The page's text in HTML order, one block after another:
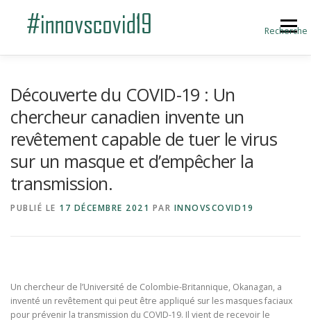
Recherche
Menu
SOUMETTRE UNE INNOVATION
Découverte du COVID-19 : Un
chercheur canadien invente un
revêtement capable de tuer le virus
sur un masque et d’empêcher la
transmission.
PUBLIÉ LE 17 DÉCEMBRE 2021 PAR INNOVSCOVID19
Un chercheur de l’Université de Colombie-Britannique, Okanagan, a
inventé un revêtement qui peut être appliqué sur les masques faciaux
pour prévenir la transmission du COVID-19. Il vient de recevoir le